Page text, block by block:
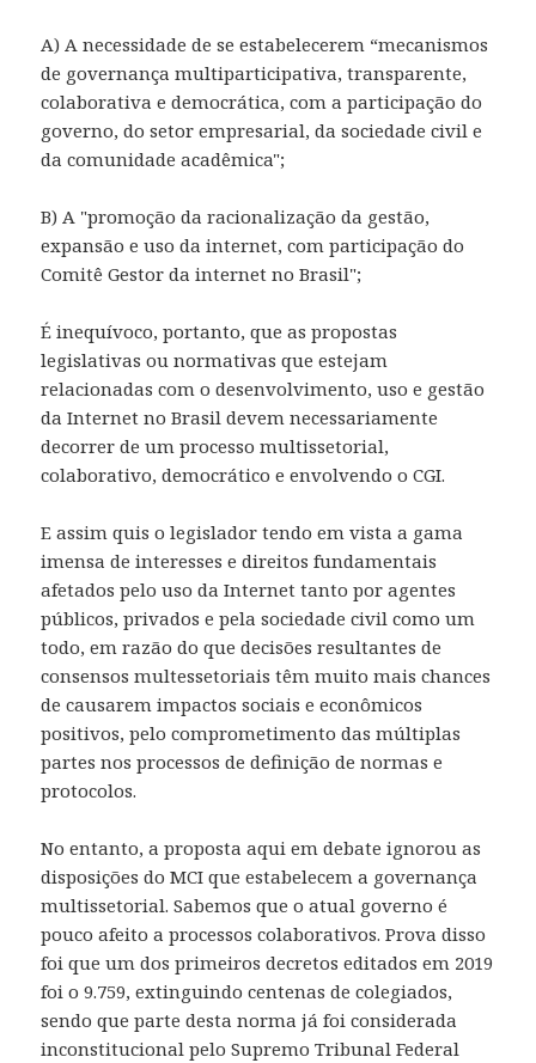
A) A necessidade de se estabelecerem “mecanismos
de governança multiparticipativa, transparente,
colaborativa e democrática, com a participação do
governo, do setor empresarial, da sociedade civil e
da comunidade acadêmica";
B) A "promoção da racionalização da gestão,
expansão e uso da internet, com participação do
Comitê Gestor da internet no Brasil";
É inequívoco, portanto, que as propostas
legislativas ou normativas que estejam
relacionadas com o desenvolvimento, uso e gestão
da Internet no Brasil devem necessariamente
decorrer de um processo multissetorial,
colaborativo, democrático e envolvendo o CGI.
E assim quis o legislador tendo em vista a gama
imensa de interesses e direitos fundamentais
afetados pelo uso da Internet tanto por agentes
públicos, privados e pela sociedade civil como um
todo, em razão do que decisões resultantes de
consensos multessetoriais têm muito mais chances
de causarem impactos sociais e econômicos
positivos, pelo comprometimento das múltiplas
partes nos processos de definição de normas e
protocolos.
No entanto, a proposta aqui em debate ignorou as
disposições do MCI que estabelecem a governança
multissetorial. Sabemos que o atual governo é
pouco afeito a processos colaborativos. Prova disso
foi que um dos primeiros decretos editados em 2019
foi o 9.759, extinguindo centenas de colegiados,
sendo que parte desta norma já foi considerada
inconstitucional pelo Supremo Tribunal Federal